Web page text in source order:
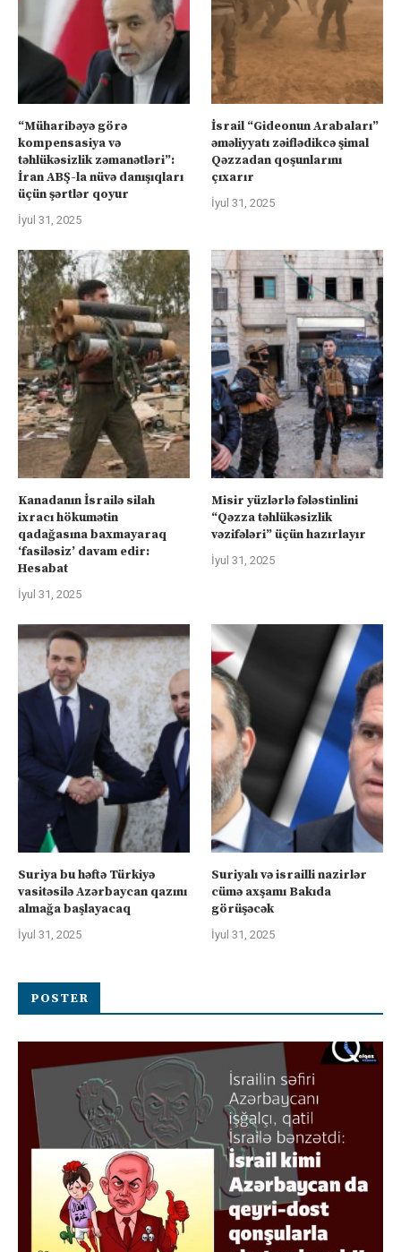
“Müharibəyə görə
kompensasiya və
təhlükəsizlik zəmanətləri”:
İran ABŞ-la nüvə danışıqları
üçün şərtlər qoyur
İyul 31, 2025
İsrail “Gideonun Arabaları”
əməliyyatı zəiflədikcə şimal
Qəzzadan qoşunlarını
çıxarır
İyul 31, 2025
Kanadanın İsrailə silah
ixracı hökumətin
qadağasına baxmayaraq
‘fasiləsiz’ davam edir:
Hesabat
İyul 31, 2025
Misir yüzlərlə fələstinlini
“Qəzza təhlükəsizlik
vəzifələri” üçün hazırlayır
İyul 31, 2025
Suriya bu həftə Türkiyə
vasitəsilə Azərbaycan qazını
almağa başlayacaq
İyul 31, 2025
Suriyalı və israilli nazirlər
cümə axşamı Bakıda
görüşəcək
İyul 31, 2025
POSTER